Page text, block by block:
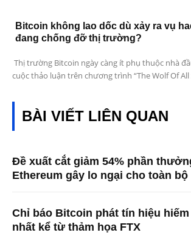
Bitcoin không lao dốc dù xảy ra vụ
đang chống đỡ thị trường?
Thị trường Bitcoin ngày càng ít phụ thuộc nhà
cuộc thảo luận trên chương trình “The Wolf Of All
BÀI VIẾT LIÊN QUAN
Đề xuất cắt giảm 54% phần
Ethereum gây lo ngại cho toàn bộ
Chỉ báo Bitcoin phát tín hiệu hiếm
nhất kể từ thảm họa FTX